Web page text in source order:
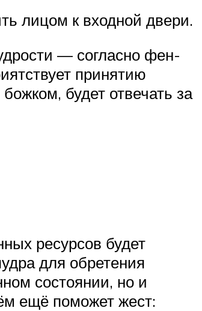
лицом к входной двери.
— согласно фен-
принятию
будет отвечать за
ресурсов будет
для обретения
состоянии, но и
ещё поможет жест: